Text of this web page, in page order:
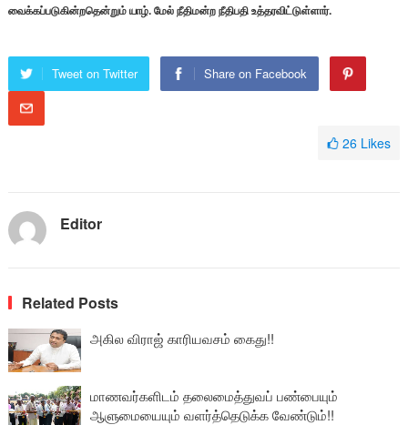
வைக்கப்படுகின்றதென்றும் யாழ். மேல் நீதிமன்ற நீதிபதி உத்தரவிட்டுள்ளார்.
Tweet on Twitter Share on Facebook
26 Likes
Editor
Related Posts
அகில விராஜ் காரியவசம் கைது!!
மாணவர்களிடம் தலைமைத்துவப் பண்பையும்
ஆளுமையையும் வளர்த்தெடுக்க வேண்டும்!!